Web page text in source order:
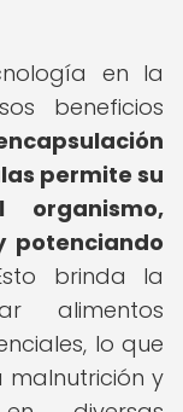
en la
beneficios
permite su
potenciando
brinda la
alimentos
lo que
y